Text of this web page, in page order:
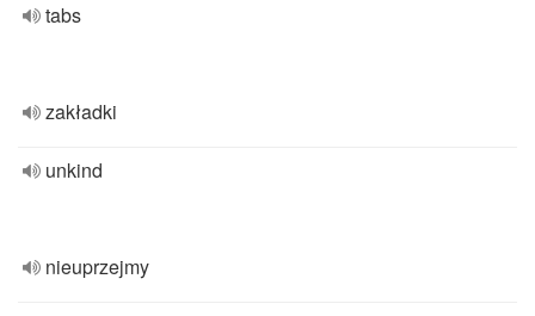
tabs
zakładki
unkind
nieuprzejmy